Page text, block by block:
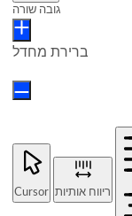
גובה שורה
ברירת מחדל
Cursor ריווח אותיות